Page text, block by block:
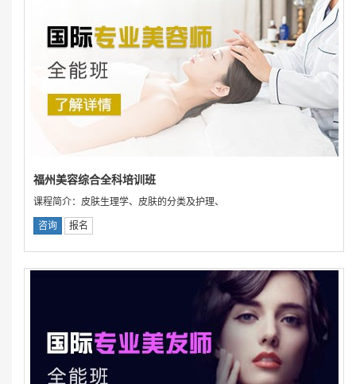
福州美容综合全科培训班
课程简介：皮肤生理学、皮肤的分类及护理、
咨询 报名